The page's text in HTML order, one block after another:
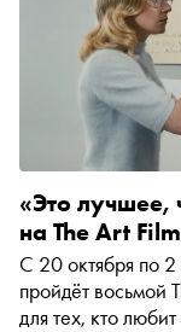
«Это лучшее,
на The Art
С 20 октября по 2
пройдёт восьмой The Art Film Festival — главное событие
для тех, кто